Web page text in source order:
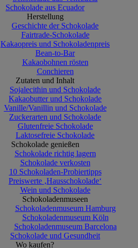
Schokolade aus Ecuador
Herstellung
Geschichte der Schokolade
Fairtrade-Schokolade
Kakaopreis und Schokoladenpreis
Bean-to-Bar
Kakaobohnen rösten
Conchieren
Zutaten und Inhalt
Sojalecithin und Schokolade
Kakaobutter und Schokolade
Vanille/Vanillin und Schokolade
Zuckerarten und Schokolade
Glutenfreie Schokolade
Laktosefreie Schokolade
Schokolade genießen
Schokolade richtig lagern
Schokolade verkosten
10 Schokoladen-Probiertipps
Preiswerte ‚Hausschokolade‘
Wein und Schokolade
Schokoladenmuseen
Schokoladenmuseum Hamburg
Schokoladenmuseum Köln
Schokoladenmuseum Barcelona
Schokolade und Gesundheit
Wo kaufen?